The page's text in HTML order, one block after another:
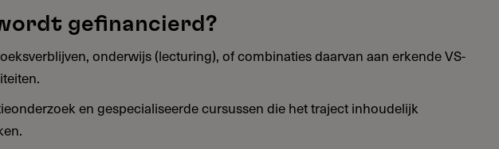
gefinancierd?
onderwijs (lecturing), of combinaties daarvan aan erkende VS-
en gespecialiseerde cursussen die het traject inhoudelijk